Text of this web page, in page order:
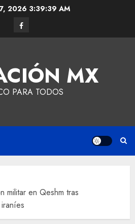
2026 3:39:40 AM
MX
PARA TODOS
militar en Qeshm tras